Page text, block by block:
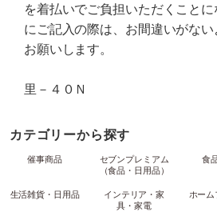
を着払いでご負担いただくこと
にご記入の際は、お間違いがな
お願いします。
里－４０Ｎ
カテゴリーから探す
催事商品
セブンプレミアム
（食品・日用品）
食
生活雑貨・日用品
インテリア・家
具・家電
ホーム